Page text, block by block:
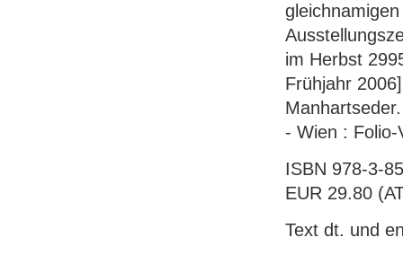
im Herbst
Frühjahr
- Wien :
ISBN 978-3-
EUR 29.80
Text dt. und